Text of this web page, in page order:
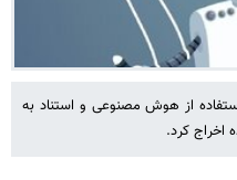
از هوش مصنوعی و استناد به
اخراج کرد.